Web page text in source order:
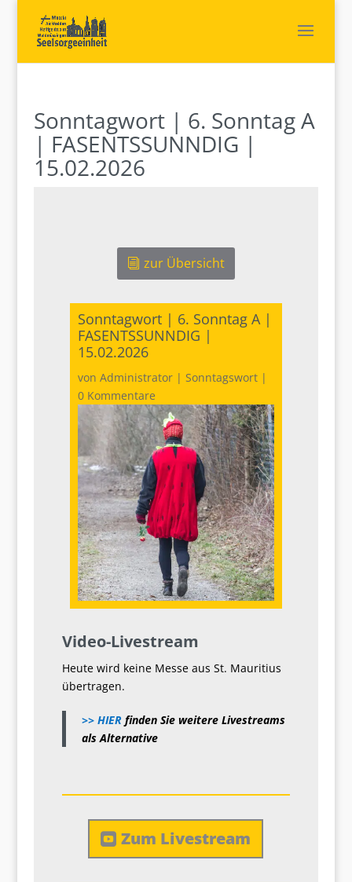
Sonntagwort | 6. Sonntag A
| FASENTSSUNNDIG |
15.02.2026
zur Übersicht
Sonntagwort | 6. Sonntag A |
FASENTSSUNNDIG |
15.02.2026
von Administrator| Sonntagswort|
0 Kommentare
Video-Livestream
Heute wird keine Messe aus St. Mauritius
übertragen.
>> HIERfinden Sie weitere Livestreams
als Alternative
Zum Livestream